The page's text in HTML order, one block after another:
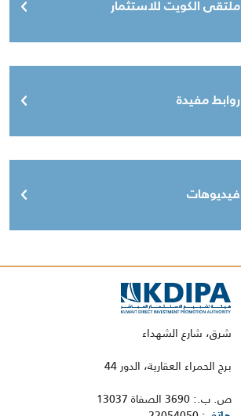
ملتقى الكويت للاستثمار
روابط مفيدة
فيديوهات
شرق، شارع الشهداء
برج الحمراء العقارية، الدور 44
ص. ب.: 3690 الصفاة 13037